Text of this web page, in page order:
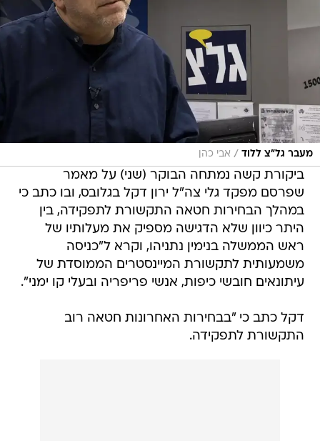
מעבר גל"צ ללוד / אבי כהן
ביקורת קשה נמתחה הבוקר (שני) על מאמר
שפרסם מפקד גלי צה"ל ירון דקל בגלובס, ובו כתב כי
במהלך הבחירות חטאה התקשורת לתפקידה, בין
היתר כיוון שלא הדגישה מספיק את מעלותיו של
ראש הממשלה בנימין נתניהו, וקרא ל"כניסה
משמעותית לתקשורת המיינסטרים הממוסדת של
עיתונאים חובשי כיפות, אנשי פריפריה ובעלי קו ימני".
דקל כתב כי "בבחירות האחרונות חטאה רוב
התקשורת לתפקידה.